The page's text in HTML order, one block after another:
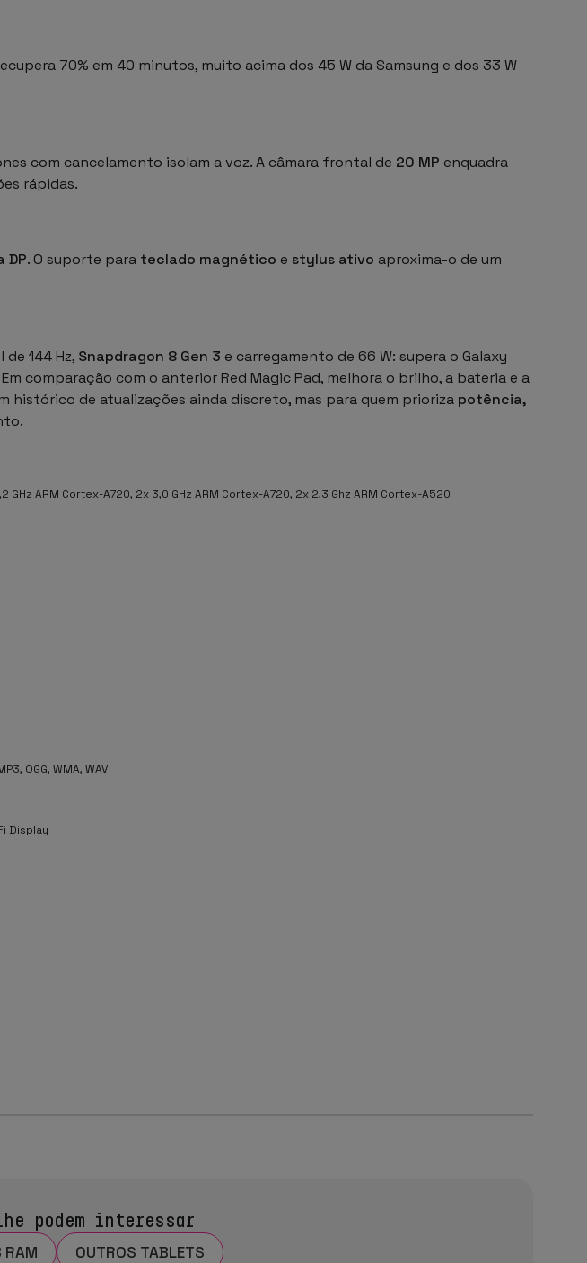
70% em 40 minutos, muito acima dos 45 W da Samsung e dos 33 W
com cancelamento isolam a voz. A câmara frontal de 20 MP enquadra
rápidas.
DP. O suporte para teclado magnético e stylus ativo aproxima-o de um
144 Hz, Snapdragon 8 Gen 3 e carregamento de 66 W: supera o Galaxy
comparação com o anterior Red Magic Pad, melhora o brilho, a bateria e a
histórico de atualizações ainda discreto, mas para quem prioriza potência,
ARM Cortex-A720, 2x 3,0 GHz ARM Cortex-A720, 2x 2,3 Ghz ARM Cortex-A520
OGG, WMA, WAV
Display
podem interessar
RAM OUTROS TABLETS